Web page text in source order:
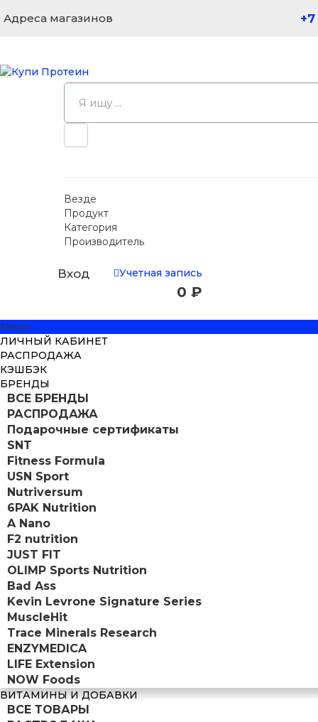
Адреса магазинов
Везде
Продукт
Категория
Производитель
Вход Учетная запись
0 ₽
Меню
ЛИЧНЫЙ КАБИНЕТ
РАСПРОДАЖА
КЭШБЭК
БРЕНДЫ
ВСЕ БРЕНДЫ
РАСПРОДАЖА
Подарочные сертификаты
SNT
Fitness Formula
USN Sport
Nutriversum
6PAK Nutrition
A Nano
F2 nutrition
JUST FIT
OLIMP Sports Nutrition
Bad Ass
Kevin Levrone Signature Series
MuscleHit
Trace Minerals Research
ENZYMEDICA
LIFE Extension
NOW Foods
ВИТАМИНЫ И ДОБАВКИ
ВСЕ ТОВАРЫ